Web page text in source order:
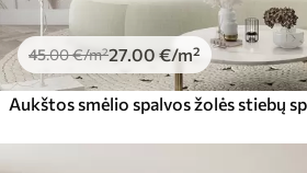
45.00€/m²27 .00 €/m²